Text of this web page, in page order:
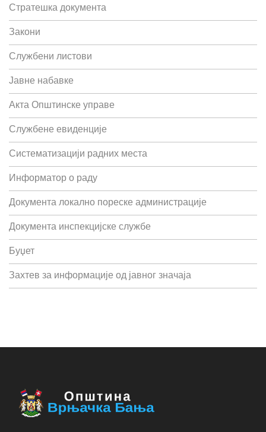
Стратешка документа
Закони
Службени листови
Јавне набавке
Акта Општинске управе
Службене евиденције
Систематизацији радних места
Информатор о раду
Документа локално пореске администрације
Документа инспекцијске службе
Буџет
Захтев за информације од јавног значаја